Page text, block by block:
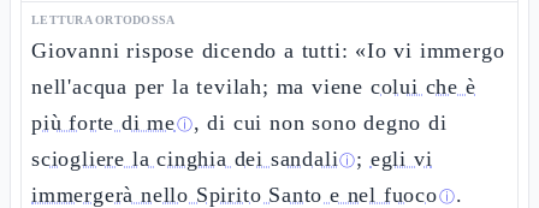
LETTURA ORTODOSSA
Giovanni rispose dicendo a tutti: «Io vi immergo
nell'acqua per la tevilah; ma viene colui che è
più forte di meⓘ, di cui non sono degno di
sciogliere la cinghia dei sandaliⓘ; egli vi
immergerà nello Spirito Santo e nel fuocoⓘ.